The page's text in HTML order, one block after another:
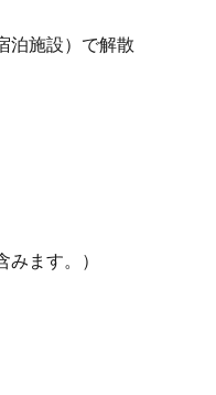
泊施設）で解散
ます。）